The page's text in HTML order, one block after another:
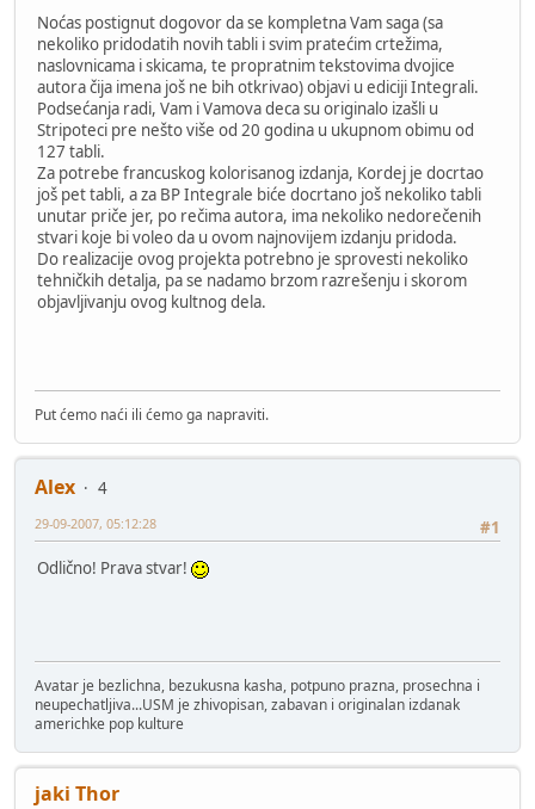
Noćas postignut dogovor da se kompletna Vam saga (sa
nekoliko pridodatih novih tabli i svim pratećim crtežima,
naslovnicama i skicama, te propratnim tekstovima dvojice
autora čija imena još ne bih otkrivao) objavi u ediciji Integrali.
Podsećanja radi, Vam i Vamova deca su originalo izašli u
Stripoteci pre nešto više od 20 godina u ukupnom obimu od
127 tabli.
Za potrebe francuskog kolorisanog izdanja, Kordej je docrtao
još pet tabli, a za BP Integrale biće docrtano još nekoliko tabli
unutar priče jer, po rečima autora, ima nekoliko nedorečenih
stvari koje bi voleo da u ovom najnovijem izdanju pridoda.
Do realizacije ovog projekta potrebno je sprovesti nekoliko
tehničkih detalja, pa se nadamo brzom razrešenju i skorom
objavljivanju ovog kultnog dela.
Put ćemo naći ili ćemo ga napraviti.
Alex
4
#1
29-09-2007, 05:12:28
Odlično! Prava stvar!
Avatar je bezlichna, bezukusna kasha, potpuno prazna, prosechna i
neupechatljiva...USM je zhivopisan, zabavan i originalan izdanak
americhke pop kulture
jaki Thor